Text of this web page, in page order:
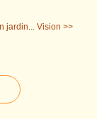
jardin... Vision >>